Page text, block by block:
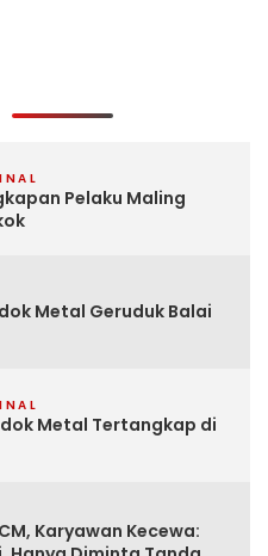
Pelaku Maling
Metal Geruduk Balai
Metal Tertangkap di
Karyawan Kecewa: